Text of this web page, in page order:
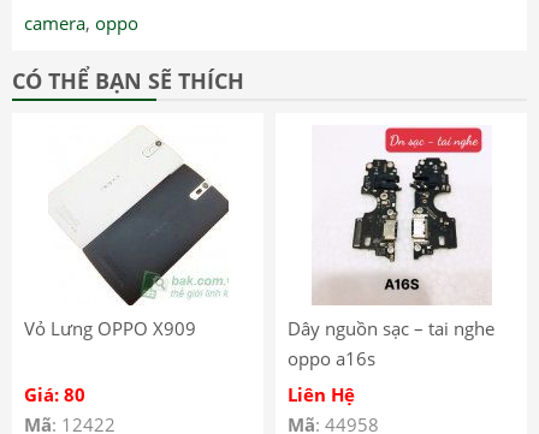
camera, oppo
CÓ THỂ BẠN SẼ THÍCH
Vỏ Lưng OPPO X909
Giá: 80
Mã: 12422
Dây nguồn sạc – tai nghe
oppo a16s
Liên Hệ
Mã: 44958